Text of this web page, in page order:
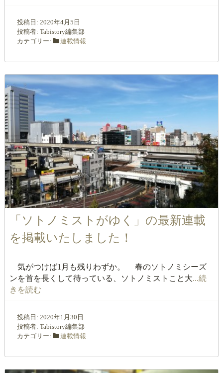
投稿日: 2020年4月5日
投稿者: Tabistory編集部
カテゴリー:
連載情報
「ソトノミストがゆく」の最新連載
を掲載いたしました！
気がつけば1月も残りわずか。 春のソトノミシーズ
ンを首を長くして待っている、ソトノミストこと大...続
きを読む
投稿日: 2020年1月30日
投稿者: Tabistory編集部
カテゴリー:
連載情報